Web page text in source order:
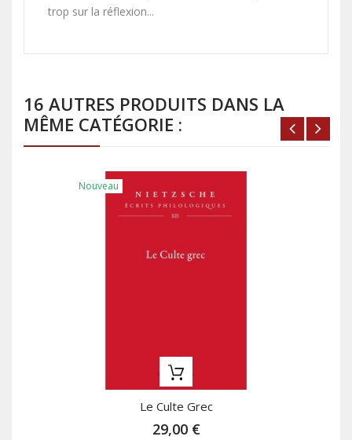
trop sur la réflexion...
16 AUTRES PRODUITS DANS LA
MÊME CATÉGORIE :
Nouveau
Le Culte Grec
29,00 €